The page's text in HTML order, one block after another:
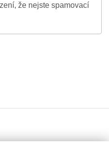
že nejste spamovací